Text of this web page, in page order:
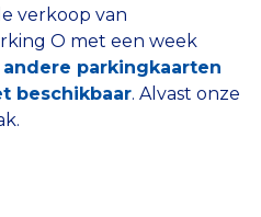
verkoop van
O met een week
andere parkingkaarten
beschikbaar. Alvast onze